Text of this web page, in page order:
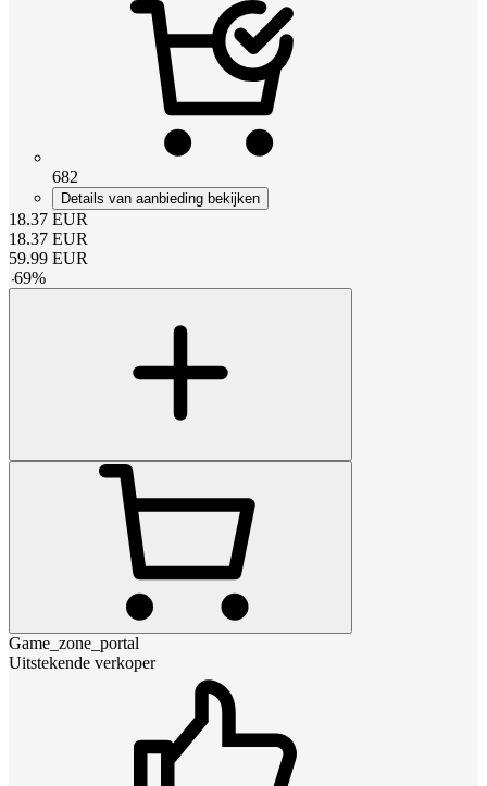
682
Details van aanbieding bekijken
18.37 EUR
18.37 EUR
59.99 EUR
-69%
Game_zone_portal
Uitstekende verkoper